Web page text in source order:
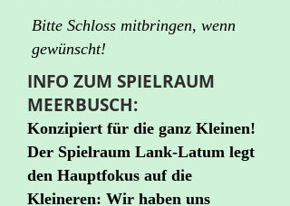
Bitte Schloss mitbringen, wenn
gewünscht!
INFO ZUM SPIELRAUM
MEERBUSCH:
Konzipiert für die ganz Kleinen!
Der Spielraum Lank-Latum legt
den Hauptfokus auf die
Kleineren: Wir haben uns